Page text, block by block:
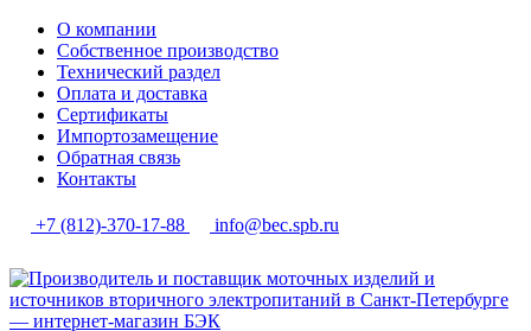
О компании
Собственное производство
Технический раздел
Оплата и доставка
Сертификаты
Импортозамещение
Обратная связь
Контакты
+7 (812)-370-17-88 info@bec.spb.ru